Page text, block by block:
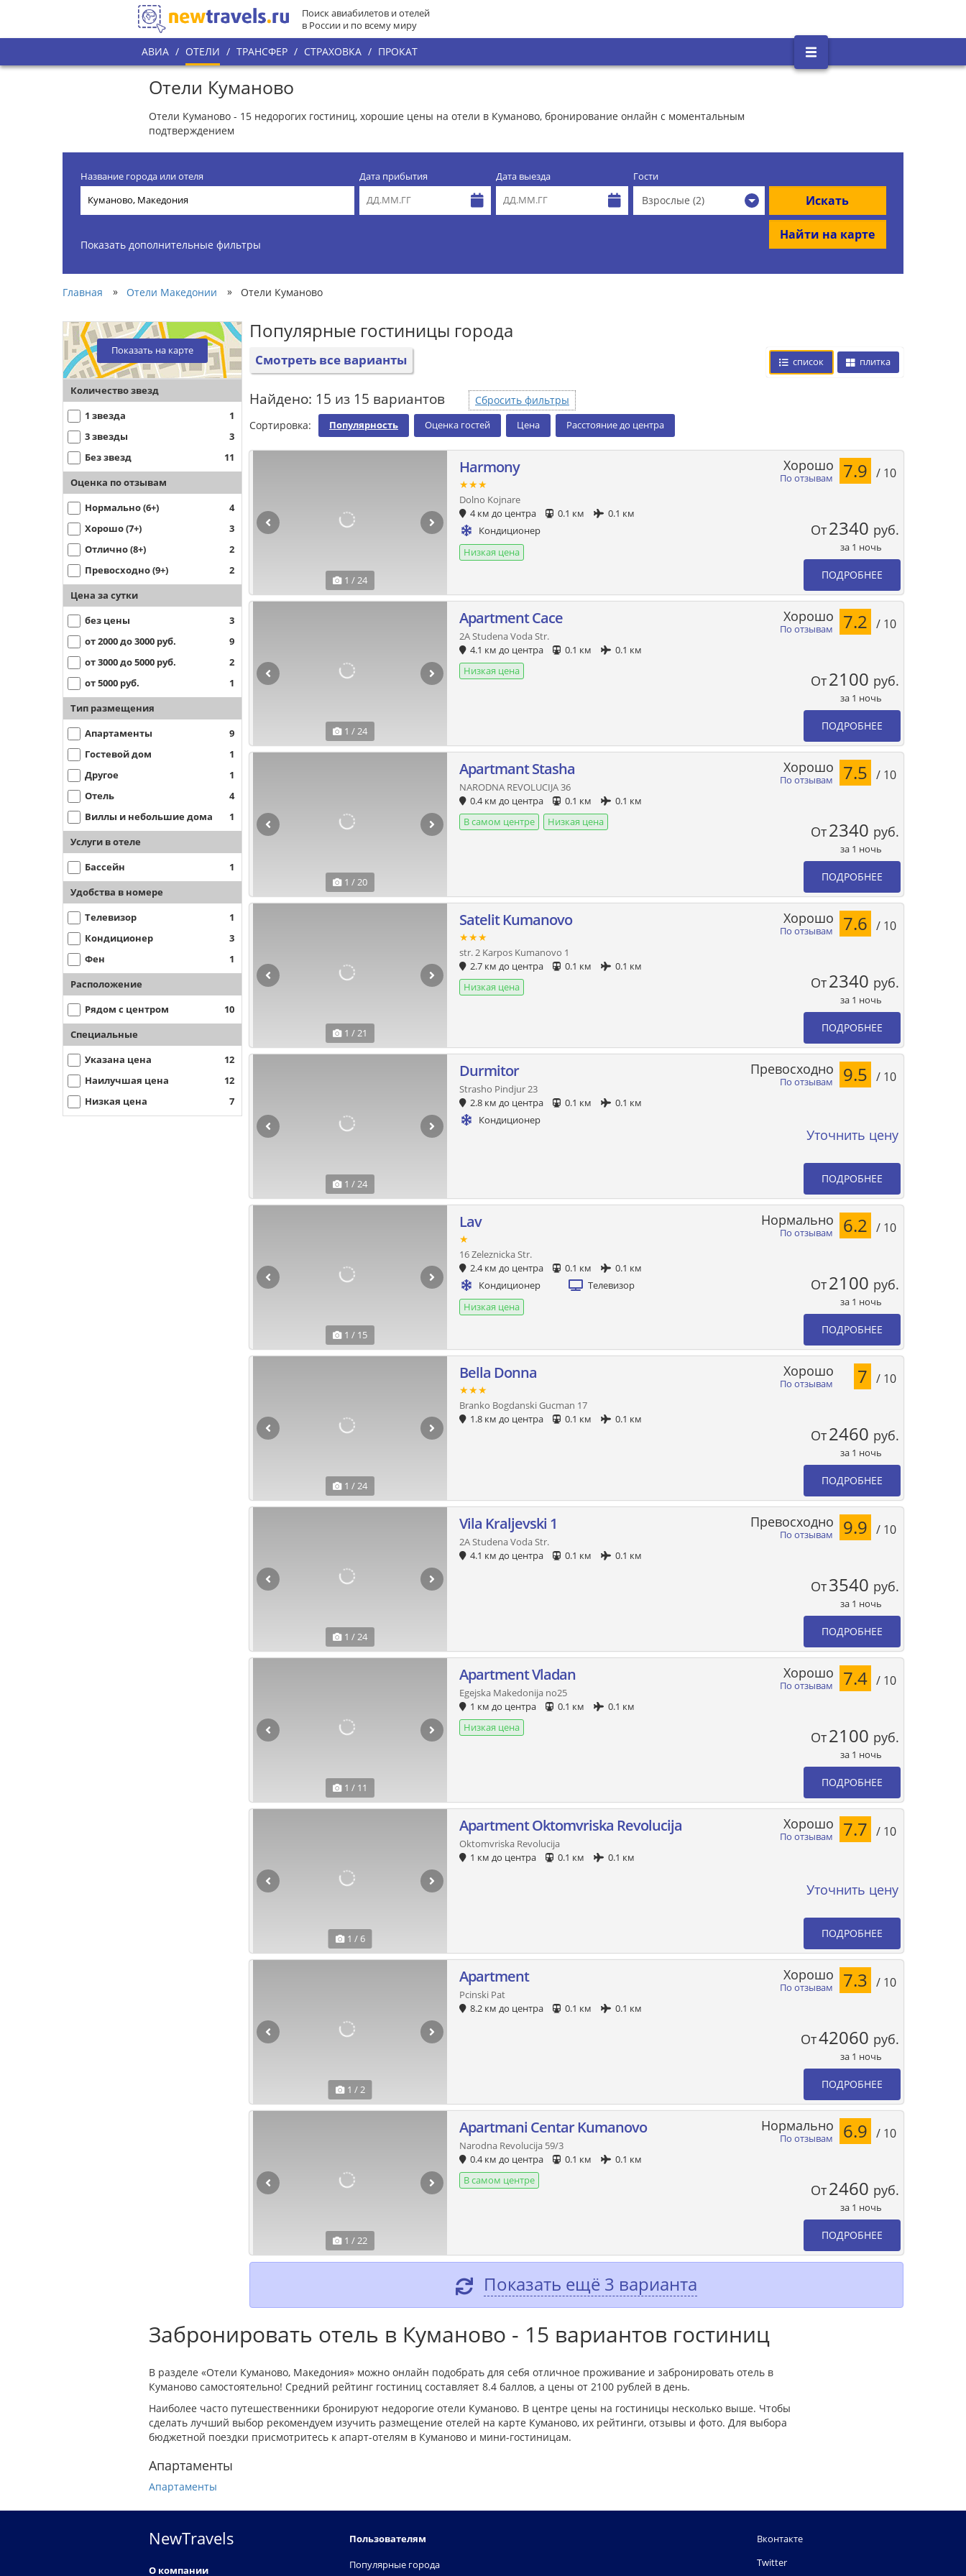
Поиск авиабилетов и отелей
в России и по всему миру
АВИА / ОТЕЛИ / ТРАНСФЕР / СТРАХОВКА / ПРОКАТ
Отели Куманово
Отели Куманово - 15 недорогих гостиниц, хорошие цены на отели в Куманово, бронирование онлайн с моментальным
подтверждением
Название города или отеля Дата прибытия Дата выезда Гости
Взрослые (2) Искать
Найти на карте
Показать дополнительные фильтры
Главная » Отели Македонии » Отели Куманово
Показать на карте
Количество звезд
1 звезда
1
3 звезды
3
Без звезд
11
Оценка по отзывам
Нормально (6+)
4
Хорошо (7+)
3
Отлично (8+)
2
Превосходно (9+)
2
Цена за сутки
без цены
3
от 2000 до 3000 руб.
9
от 3000 до 5000 руб.
2
от 5000 руб.
1
Тип размещения
Апартаменты
9
Гостевой дом
1
Другое
1
Отель
4
Виллы и небольшие дома
1
Услуги в отеле
Бассейн 1
Удобства в номере
Телевизор
1
Кондиционер
3
Фен
1
Расположение
Рядом с центром 10
Специальные
Указана цена
12
Наилучшая цена
12
Низкая цена
7
Популярные гостиницы города
Смотреть все варианты список плитка
Найдено: 15 из 15 вариантов
Сбросить фильтры
Сортировка:
Популярность Оценка гостей Цена Расстояние до центра
1 / 24
Harmony
★★★
Dolno Kojnare
4 км до центра
0.1 км
0.1 км
Кондиционер
Низкая цена
По отзывам
Хорошо 7.9 / 10
От2340 руб.
за 1 ночь
ПОДРОБНЕЕ
1 / 24
Apartment Cace
2A Studena Voda Str.
4.1 км до центра
0.1 км
0.1 км
Низкая цена
По отзывам
Хорошо 7.2 / 10
От2100 руб.
за 1 ночь
ПОДРОБНЕЕ
1 / 20
Apartmant Stasha
NARODNA REVOLUCIJA 36
0.4 км до центра
0.1 км
0.1 км
В самом центре
Низкая цена
По отзывам
Хорошо 7.5 / 10
От2340 руб.
за 1 ночь
ПОДРОБНЕЕ
1 / 21
Satelit Kumanovo
★★★
str. 2 Karpos Kumanovo 1
2.7 км до центра
0.1 км
0.1 км
Низкая цена
По отзывам
Хорошо 7.6 / 10
От2340 руб.
за 1 ночь
ПОДРОБНЕЕ
1 / 24
Durmitor
Strasho Pindjur 23
2.8 км до центра
0.1 км
0.1 км
Кондиционер
По отзывам
Превосходно 9.5 / 10
Уточнить цену
ПОДРОБНЕЕ
1 / 15
Lav
★
16 Zeleznicka Str.
2.4 км до центра
0.1 км
0.1 км
Кондиционер
Телевизор
Низкая цена
По отзывам
Нормально 6.2 / 10
От2100 руб.
за 1 ночь
ПОДРОБНЕЕ
1 / 24
Bella Donna
★★★
Branko Bogdanski Gucman 17
1.8 км до центра
0.1 км 0.1 км
По отзывам
Хорошо 7 / 10
От2460 руб.
за 1 ночь
ПОДРОБНЕЕ
1 / 24
Vila Kraljevski 1
2A Studena Voda Str.
4.1 км до центра
0.1 км 0.1 км
По отзывам
Превосходно 9.9 / 10
От3540 руб.
за 1 ночь
ПОДРОБНЕЕ
1 / 11
Apartment Vladan
Egejska Makedonija no25
1 км до центра
0.1 км
0.1 км
Низкая цена
По отзывам
Хорошо 7.4 / 10
От2100 руб.
за 1 ночь
ПОДРОБНЕЕ
1 / 6
Apartment Oktomvriska Revolucija
Oktomvriska Revolucija
1 км до центра
0.1 км 0.1 км
По отзывам
Хорошо 7.7 / 10
Уточнить цену
ПОДРОБНЕЕ
1 / 2
Apartment
Pcinski Pat
8.2 км до центра
0.1 км 0.1 км
По отзывам
Хорошо 7.3 / 10
От42060 руб.
за 1 ночь
ПОДРОБНЕЕ
1 / 22
Apartmani Centar Kumanovo
Narodna Revolucija 59/3
0.4 км до центра
0.1 км
0.1 км
В самом центре
По отзывам
Нормально 6.9 / 10
От2460 руб.
за 1 ночь
ПОДРОБНЕЕ
Показать ещё 3 варианта
Забронировать отель в Куманово - 15 вариантов гостиниц
В разделе «Отели Куманово, Македония» можно онлайн подобрать для себя отличное проживание и забронировать отель в
Куманово самостоятельно! Средний рейтинг гостиниц составляет 8.4 баллов, а цены от 2100 рублей в день.
Наиболее часто путешественники бронируют недорогие отели Куманово. В центре цены на гостиницы несколько выше. Чтобы
сделать лучший выбор рекомендуем изучить размещение отелей на карте Куманово, их рейтинги, отзывы и фото. Для выбора
бюджетной поездки присмотритесь к апарт-отелям в Куманово и мини-гостиницам.
Апартаменты
Апартаменты
NewTravels
О компании
Пользователям
Популярные города
Вконтакте
Twitter